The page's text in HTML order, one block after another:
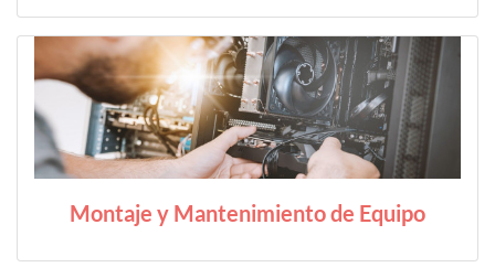
Montaje y Mantenimiento de Equipo